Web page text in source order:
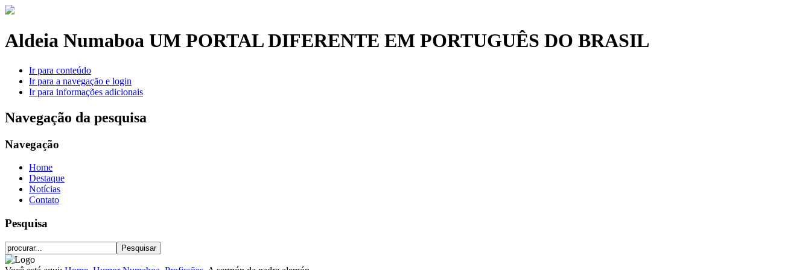
Aldeia Numaboa UM PORTAL DIFERENTE EM PORTUGUÊS DO BRASIL
Ir para conteúdo
Ir para a navegação e login
Ir para informações adicionais
Navegação da pesquisa
Navegação
Home
Destaque
Notícias
Contato
Pesquisa